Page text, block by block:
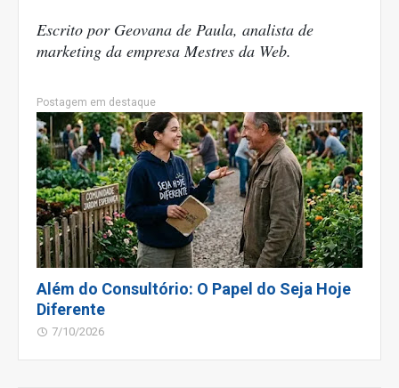
Escrito por Geovana de Paula, analista de
marketing da empresa Mestres da Web.
Postagem em destaque
Além do Consultório: O Papel do Seja Hoje
Diferente
7/10/2026